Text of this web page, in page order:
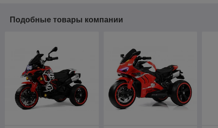
Подобные товары компании